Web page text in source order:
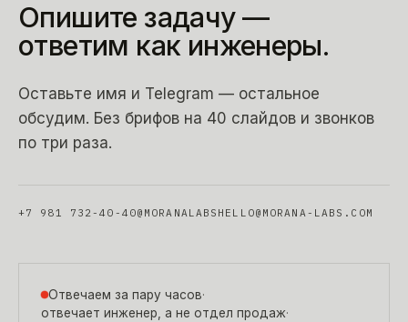
Опишите задачу —
ответим как инженеры.
Оставьте имя и Telegram — остальное
обсудим. Без брифов на 40 слайдов и звонков
по три раза.
+7 981 732-40-40@MORANALABS HELLO@MORANA-LABS.COM
Отвечаем за пару часов·
отвечает инженер, а не отдел продаж·